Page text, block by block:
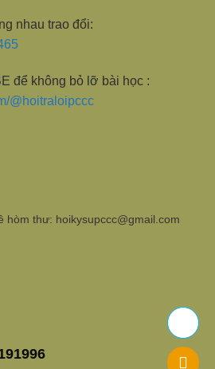
nhau trao đổi:
để không bỏ lỡ bài học :
@hoitraloipccc
thư: hoikysupccc@gmail.com